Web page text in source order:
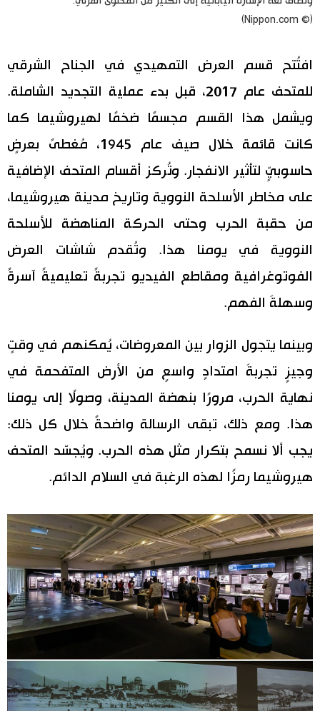
(© Nippon.com)
افتُتح قسم العرض التمهيدي في الجناح الشرقي
للمتحف عام 2017، قبل بدء عملية التجديد الشاملة.
ويشمل هذا القسم مجسمًا ضخمًا لهيروشيما كما
كانت قائمة خلال صيف عام 1945، مُغطىً بعرضٍ
حاسوبيٍّ لتأثير الانفجار. وتُركز أقسام المتحف الإضافية
على مخاطر الأسلحة النووية وتاريخ مدينة هيروشيما،
من حقبة الحرب وحتى الحركة المناهضة للأسلحة
النووية في يومنا هذا. وتُقدم شاشات العرض
الفوتوغرافية ومقاطع الفيديو تجربةً تعليميةً آسرةً
وسهلةَ الفهم.
وبينما يتجول الزوار بين المعروضات، يُمكنهم في وقتٍ
وجيزٍ تجربةَ امتدادٍ واسعٍ من الأرض المتفحمة في
نهاية الحرب، مرورًا بنهضة المدينة، وصولًا إلى يومنا
هذا. ومع ذلك، تبقى الرسالة واضحةً خلال كل ذلك:
يجب ألا نسمح بتكرار مثل هذه الحرب. ويُجسّد المتحف
هيروشيما رمزًا لهذه الرغبة في السلام الدائم.